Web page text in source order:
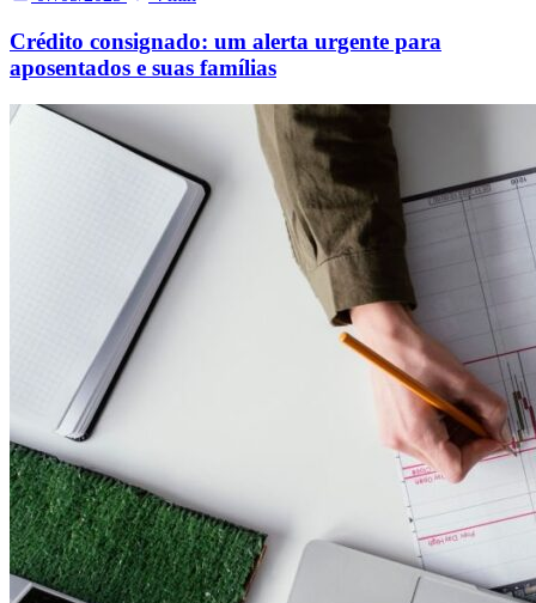
Crédito consignado: um alerta urgente para
aposentados e suas famílias